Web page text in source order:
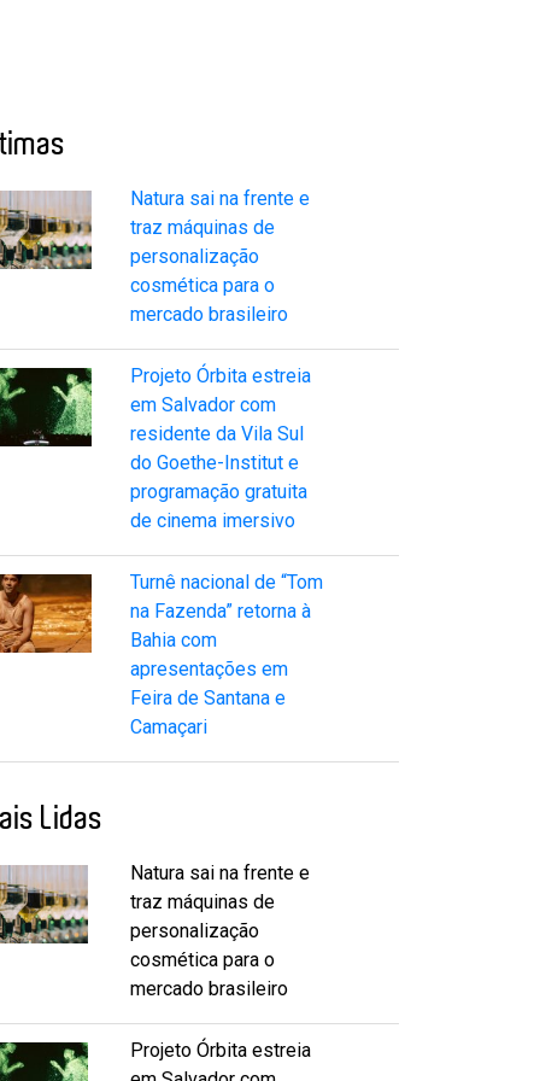
Natura sai na frente e
traz máquinas de
personalização
cosmética para o
mercado brasileiro
Projeto Órbita estreia
em Salvador com
residente da Vila Sul
do Goethe-Institut e
programação gratuita
de cinema imersivo
Turnê nacional de “Tom
na Fazenda” retorna à
Bahia com
apresentações em
Feira de Santana e
Camaçari
Lidas
Natura sai na frente e
traz máquinas de
personalização
cosmética para o
mercado brasileiro
Projeto Órbita estreia